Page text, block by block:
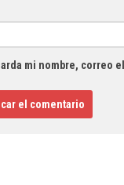
mi nombre, correo